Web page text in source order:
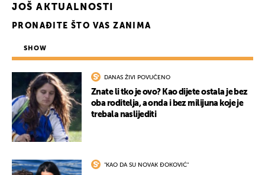
JOŠ AKTUALNOSTI
PRONAĐITE ŠTO VAS ZANIMA
SHOW
DANAS ŽIVI POVUČENO
Znate li tko je ovo? Kao dijete ostala je bez
oba roditelja, a onda i bez milijuna koje je
trebala naslijediti
"KAO DA SU NOVAK ĐOKOVIĆ"